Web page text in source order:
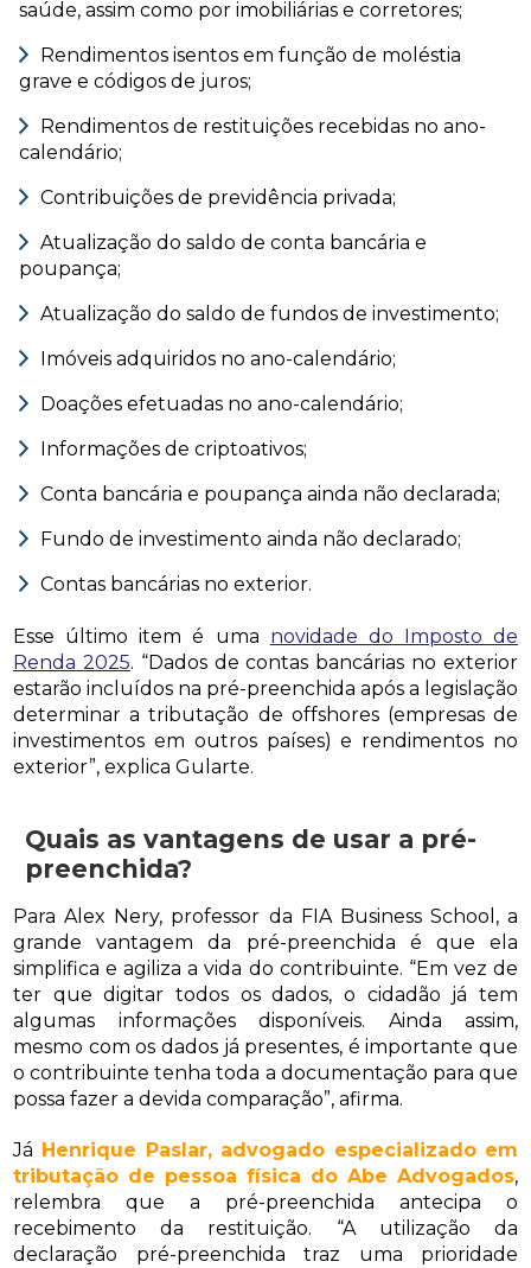
saúde, assim como por imobiliárias e corretores;
Rendimentos isentos em função de moléstia
grave e códigos de juros;
Rendimentos de restituições recebidas no ano-
calendário;
Contribuições de previdência privada;
Atualização do saldo de conta bancária e
poupança;
Atualização do saldo de fundos de investimento;
Imóveis adquiridos no ano-calendário;
Doações efetuadas no ano-calendário;
Informações de criptoativos;
Conta bancária e poupança ainda não declarada;
Fundo de investimento ainda não declarado;
Contas bancárias no exterior.
Esse último item é uma novidade do Imposto de
Renda 2025. “Dados de contas bancárias no exterior
estarão incluídos na pré-preenchida após a legislação
determinar a tributação de offshores (empresas de
investimentos em outros países) e rendimentos no
exterior”, explica Gularte.
Quais as vantagens de usar a pré-
preenchida?
Para Alex Nery, professor da FIA Business School, a
grande vantagem da pré-preenchida é que ela
simplifica e agiliza a vida do contribuinte. “Em vez de
ter que digitar todos os dados, o cidadão já tem
algumas informações disponíveis. Ainda assim,
mesmo com os dados já presentes, é importante que
o contribuinte tenha toda a documentação para que
possa fazer a devida comparação”, afirma.
Já Henrique Paslar, advogado especializado em
tributação de pessoa física do Abe Advogados,
relembra que a pré-preenchida antecipa o
recebimento da restituição. “A utilização da
declaração pré-preenchida traz uma prioridade